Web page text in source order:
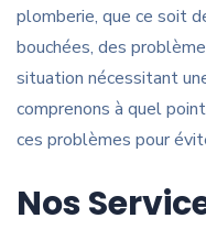
plomberie, que ce soit
bouchées, des
situation nécessitant
comprenons à quel
ces problèmes pour
Nos